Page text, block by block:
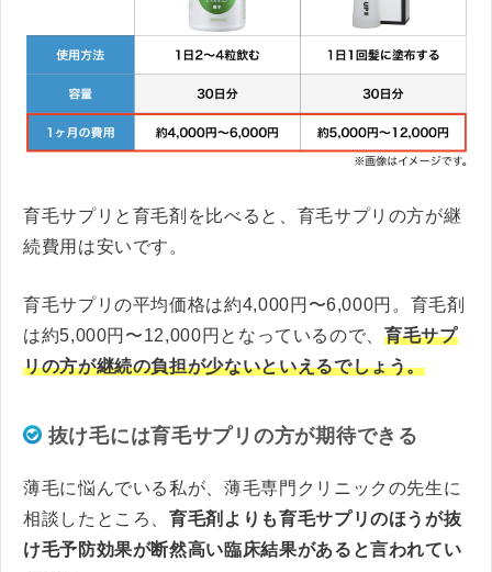
育毛サプリと育毛剤を比べると、育毛サプリの方が継
続費用は安いです。
育毛サプリの平均価格は約4,000円〜6,000円。育毛剤
は約5,000円〜12,000円となっているので、 育毛サプ
リの方が継続の負担が少ないといえるでしょう。
抜け毛には育毛サプリの方が期待できる
薄毛に悩んでいる私が、薄毛専門クリニックの先生に
相談したところ、育毛剤よりも育毛サプリのほうが抜
け毛予防効果が断然高い臨床結果があると言われてい